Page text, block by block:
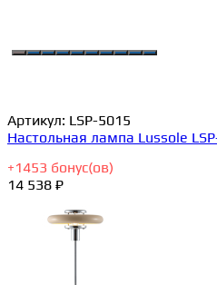
Артикул: LSP-5015
Настольная лампа Lussole
+1453 бонус(ов)
14 538 ₽